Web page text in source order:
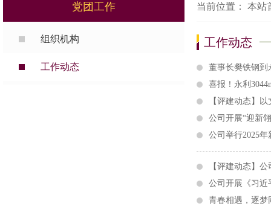
党团工作
组织机构
工作动态
当前位置： 本站
工作动态
董事长樊铁钢到
喜报！永利
【评建动态】
公司开展“迎新
公司举行2025
【评建动态】
公司开展《习近
青春相遇，逐